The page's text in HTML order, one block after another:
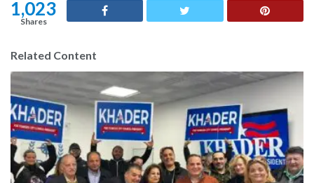
1,023
Shares
Related Content